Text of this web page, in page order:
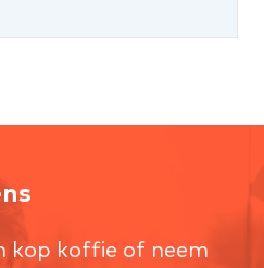
kop koffie of neem